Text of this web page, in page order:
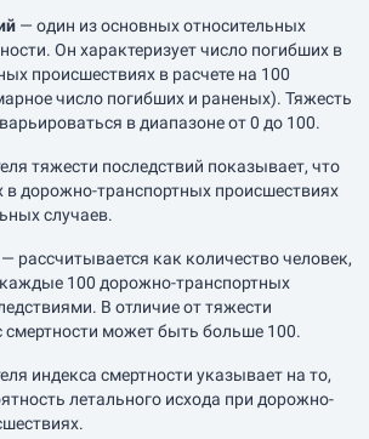
— один из основных относительных
Он характеризует число погибших в
происшествиях в расчете на 100
число погибших и раненых). Тяжесть
в диапазоне от 0 до 100.
тяжести последствий показывает, что
в дорожно-транспортных происшествиях
случаев.
— рассчитывается как количество человек,
100 дорожно-транспортных
В отличие от тяжести
смертности может быть больше 100.
индекса смертности указывает на то,
летального исхода при дорожно-